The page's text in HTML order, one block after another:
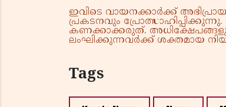
ഇവിടെ വായനക്കാർക്ക്
പ്രകടനവും
കണക്കാക്കരുത്. അധിക്ഷേപങ്ങളും
ലംഘിക്കുന്നവർക്ക് ശക്തമായ
Tags